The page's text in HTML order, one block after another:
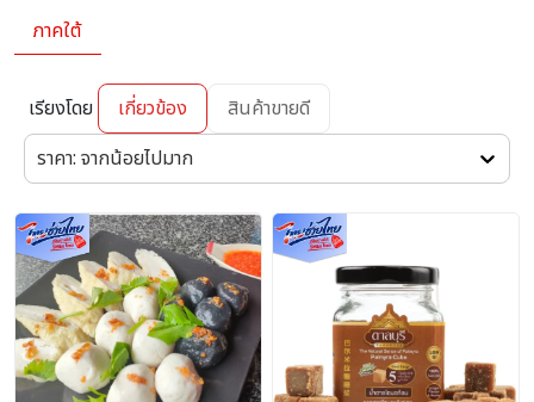
ภาคใต้
เรียงโดย เกี่ยวข้อง
สินค้าขายดี
ราคา: จากน้อยไปมาก